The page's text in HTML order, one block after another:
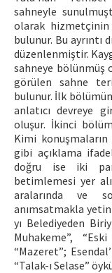
sahneyle
olarak hizmetçinin
bulunur. Bu ayrıntı
düzenlenmiştir.
sahneye bölünmüş
görülen sahne
bulunur. İlk bölümün
anlatıcı devreye
oluşur. İkinci
Kimi
gibi açıklama
doğru ise iki
betimlemesi yer
aralarında ve
anımsatmakla
yı Belediyeden
Muhakeme”,
“Mazeret”;
“Talak-ı Selase”